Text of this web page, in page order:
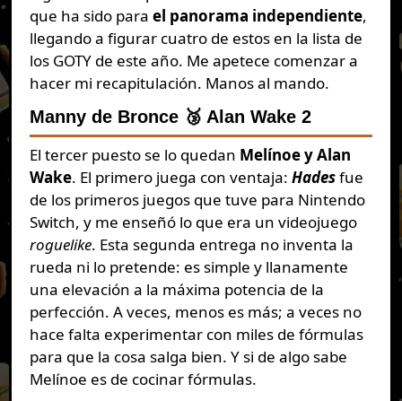
que ha sido para el panorama independiente,
llegando a figurar cuatro de estos en la lista de
los GOTY de este año. Me apetece comenzar a
hacer mi recapitulación. Manos al mando.
Manny de Bronce 🥉 Alan Wake 2
El tercer puesto se lo quedan Melínoe y Alan
Wake. El primero juega con ventaja: Hadesfue
de los primeros juegos que tuve para Nintendo
Switch, y me enseñó lo que era un videojuego
roguelike. Esta segunda entrega no inventa la
rueda ni lo pretende: es simple y llanamente
una elevación a la máxima potencia de la
perfección. A veces, menos es más; a veces no
hace falta experimentar con miles de fórmulas
para que la cosa salga bien. Y si de algo sabe
Melínoe es de cocinar fórmulas.